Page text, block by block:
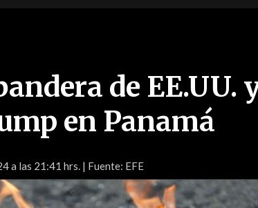
de EE.UU.
en Panamá
a las 21:41 hrs. | Fuente: EFE